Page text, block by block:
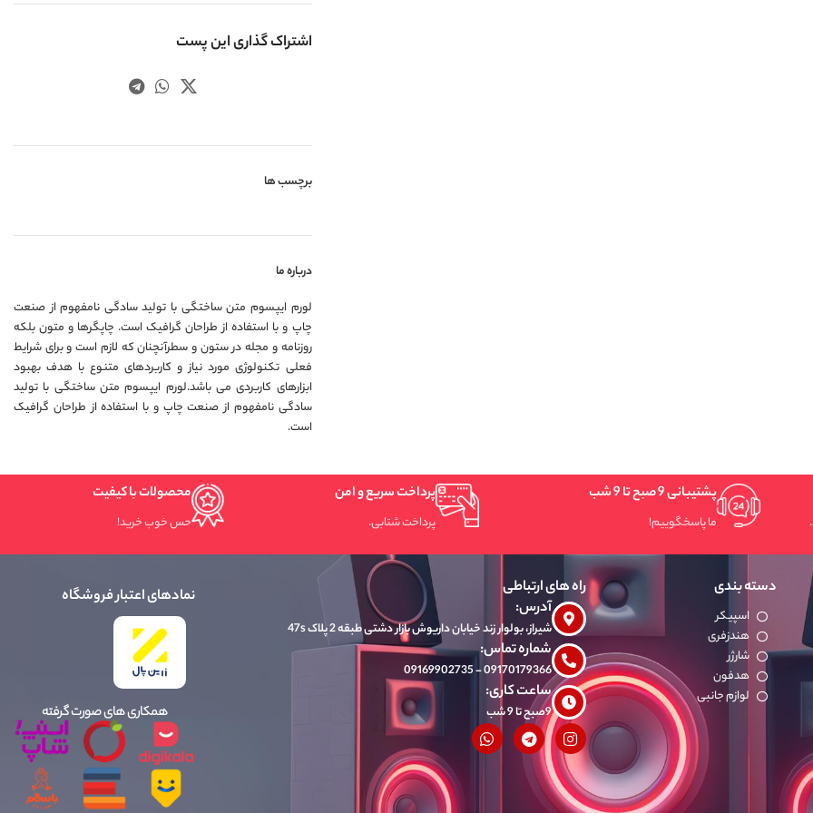
اشتراک گذاری این پست
لورم ایپسوم متن ساختگی با تولید سادگی نامفهوم از صنعت
چاپ و با استفاده از طراحان گرافیک است. چاپگرها و متون بلکه
روزنامه و مجله در ستون و سطرآنچنان که لازم است و برای شرایط
فعلی تکنولوژی مورد نیاز و کاربردهای متنوع با هدف بهبود
ابزارهای کاربردی می باشد.لورم ایپسوم متن ساختگی با تولید
سادگی نامفهوم از صنعت چاپ و با استفاده از طراحان گرافیک
پاسخگوییم!
پرداخت سریع و امن
پرداخت شتابی.
محصولات با کیفیت
حس خوب خرید!
نمادهای اعتبار فروشگاه
همکاری های صورت گرفته
راه های ارتباطی
آدرس:
شیراز، بولوار زند خیابان داریوش بازار دشتی طبقه 2 پلاک 47s
شماره تماس:
09170179366 - 09169902735
ساعت کاری:
9صبح تا 9 شب